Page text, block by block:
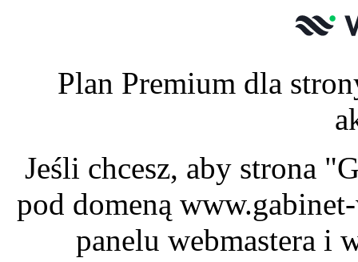
Plan Premium dla
Jeśli chcesz, aby strona
pod domeną
panelu webmastera i